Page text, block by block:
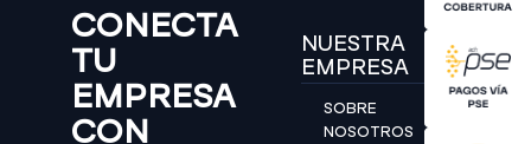
CONECTA
TU
EMPRESA
CON
NUESTRA
EMPRESA
SOBRE
NOSOTROS